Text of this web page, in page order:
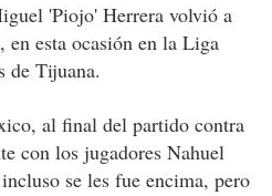
'Piojo' Herrera volvió a
en esta ocasión en la Liga
de Tijuana.
al final del partido contra
con los jugadores Nahuel
se les fue encima, pero